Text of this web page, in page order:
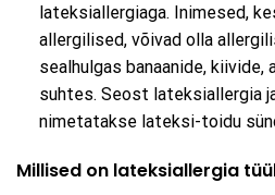
lateksiallergiaga. Inimesed,
allergilised, võivad olla
sealhulgas banaanide, kiivide,
suhtes. Seost lateksiallergia
nimetatakse lateksi-toidu
Millised on lateksiallergia